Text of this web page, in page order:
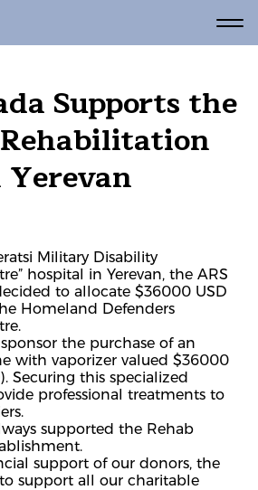
Supports the
Military Disability
hospital in Yerevan, the ARS
to allocate $36000 USD
Homeland Defenders
the purchase of an
with vaporizer valued $36000
Securing this specialized
professional treatments to
supported the Rehab
support of our donors, the
support all our charitable